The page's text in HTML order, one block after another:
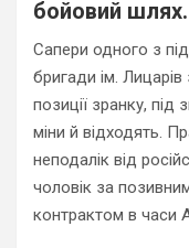
бойовий шлях.
Сапери одного з
бригади ім.
позиції зранку, під
міни й відходять.
неподалік від
чоловік за
контрактом в часи